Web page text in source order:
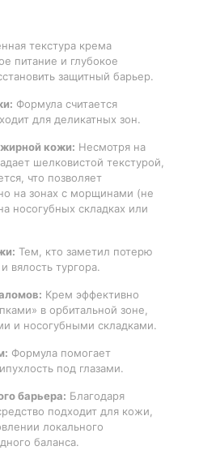
текстура крема
питание и глубокое
защитный барьер.
Формула считается
для деликатных зон.
кожи: Несмотря на
шелковистой текстурой,
что позволяет
на зонах с морщинами (не
носогубных складках или
Тем, кто заметил потерю
вялость тургора.
Крем эффективно
в орбитальной зоне,
и носогубными складками.
Формула помогает
под глазами.
барьера: Благодаря
подходит для кожи,
локального
баланса.